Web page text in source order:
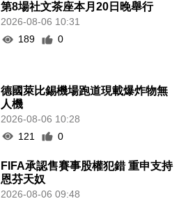
第8場社文茶座本月20日晚舉行
2026-08-06 10:31
189
0
德國萊比錫機場跑道現載爆炸物無
人機
2026-08-06 10:28
121
0
FIFA承認售賽事股權犯錯 重申支持
恩芬天奴
2026-08-06 09:48